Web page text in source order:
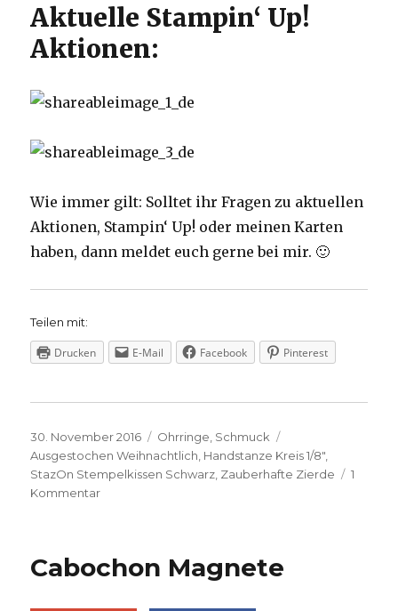
Aktuelle Stampin‘ Up!
Aktionen:
Wie immer gilt: Solltet ihr Fragen zu aktuellen
Aktionen, Stampin‘ Up! oder meinen Karten
haben, dann meldet euch gerne bei mir. 🙂
Teilen mit:
Drucken E-Mail Facebook Pinterest
Veröffentlicht
am
30. November 2016 Kategorien
Ohrringe Schmuck
Ausgestochen Weihnachtlich Handstanze Kreis 1/8"
StazOn Stempelkissen Schwarz Zauberhafte Zierde
1
Kommentarzu
Cabochon Magnete